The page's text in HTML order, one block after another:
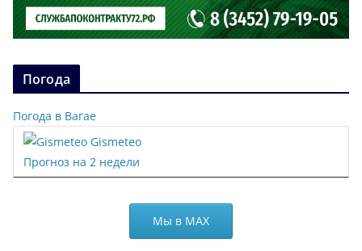
Погода
Погода в Вагае
Gismeteo
Прогноз на 2 недели
Мы в МАХ